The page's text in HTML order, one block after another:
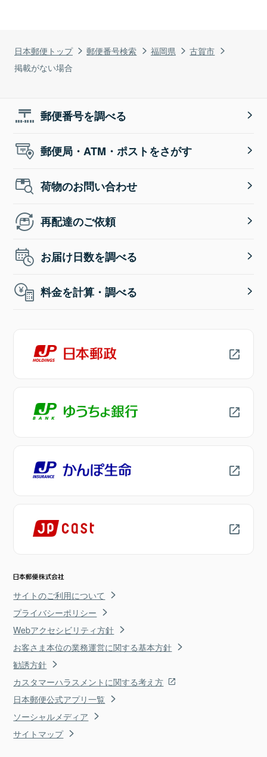
日本郵便トップ 郵便番号検索 福岡県
古賀市
掲載がない場合
郵便番号を調べる
郵便局・ATM・ポストをさがす
荷物のお問い合わせ
再配達のご依頼
お届け日数を調べる
料金を計算・調べる
サイトのご利用について
プライバシーポリシー
Webアクセシビリティ方針
お客さま本位の業務運営に関する基本方針
勧誘方針
カスタマーハラスメントに関する考え方
日本郵便公式アプリ一覧
ソーシャルメディア
サイトマップ